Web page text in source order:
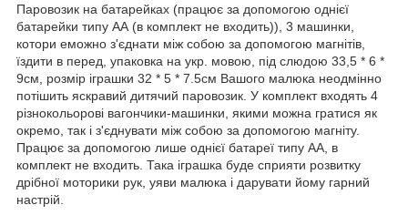
Паровозик на батарейках (працює за допомогою однієї
батарейки типу АА (в комплект не входить)), 3 машинки,
котори еможно з'єднати між собою за допомогою магнітів,
їздити в перед, упаковка на укр. мовою, під слюдою 33,5 * 6 *
9см, розмір іграшки 32 * 5 * 7.5см Вашого малюка неодмінно
потішить яскравий дитячий паровозик. У комплект входять 4
різнокольорові вагончики-машинки, якими можна гратися як
окремо, так і з'єднувати між собою за допомогою магніту.
Працює за допомогою лише однієї батареї типу АА, в
комплект не входить. Така іграшка буде сприяти розвитку
дрібної моторики рук, уяви малюка і дарувати йому гарний
настрій.